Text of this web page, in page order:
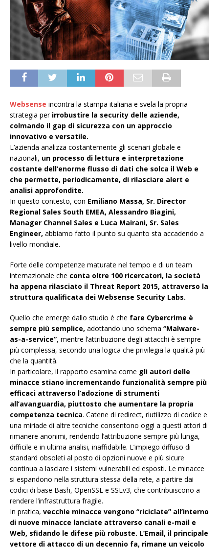
Websense incontra la stampa italiana e svela la propria
strategia perirrobustire la security delle aziende,
colmando il gap di sicurezza con un approccio
innovativo e versatile.
L’azienda analizza costantemente gli scenari globale e
nazionali, un processo di lettura e interpretazione
costante dell’enorme flusso di dati che solca il Web e
che permette, periodicamente, di rilasciare alert e
analisi approfondite.
In questo contesto, con Emiliano Massa, Sr. Director
Regional Sales South EMEA, Alessandro Biagini,
Manager Channel Sales e Luca Mairani, Sr. Sales
Engineer, abbiamo fatto il punto su quanto sta accadendo a
livello mondiale.
Forte delle competenze maturate nel tempo e di un team
internazionale che conta oltre 100 ricercatori, la società
ha appena rilasciato il Threat Report 2015, attraverso la
struttura qualificata dei Websense Security Labs.
Quello che emerge dallo studio è che fare Cybercrime è
sempre più semplice, adottando uno schema “Malware-
as-a-service”, mentre l’attribuzione degli attacchi è sempre
più complessa, secondo una logica che privilegia la qualità più
che la quantità.
In particolare, il rapporto esamina come gli autori delle
minacce stiano incrementando funzionalità sempre più
efficaci attraverso l’adozione di strumenti
all’avanguardia, piuttosto che aumentare la propria
competenza tecnica. Catene di redirect, riutilizzo di codice e
una miriade di altre tecniche consentono oggi a questi attori di
rimanere anonimi, rendendo l’attribuzione sempre più lunga,
difficile e in ultima analisi, inaffidabile. L’impiego diffuso di
standard obsoleti al posto di opzioni nuove e più sicure
continua a lasciare i sistemi vulnerabili ed esposti. Le minacce
si espandono nella struttura stessa della rete, a partire dai
codici di base Bash, OpenSSL e SSLv3, che contribuiscono a
rendere l’infrastruttura fragile.
In pratica, vecchie minacce vengono “riciclate” all’interno
di nuove minacce lanciate attraverso canali e-mail e
Web, sfidando le difese più robuste. L’Email, il principale
vettore di attacco di un decennio fa, rimane un veicolo